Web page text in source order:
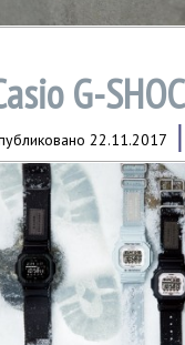
G-
22.11.2017